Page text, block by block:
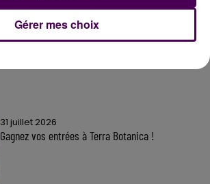
31 juillet 2026
Gagnez vos entrées à Terra Botanica !
Gérer mes choix